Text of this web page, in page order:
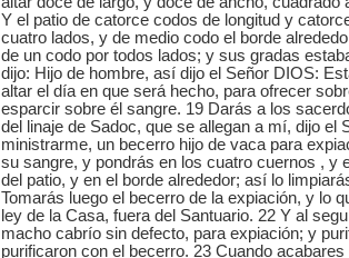
Y el patio de catorce codos de longitud y
cuatro lados, y de medio codo el borde
de un codo por todos lados; y sus gradas
dijo: Hijo de hombre, así dijo el Señor DIOS:
altar el día en que será hecho, para ofrecer
esparcir sobre él sangre. 19 Darás a los
del linaje de Sadoc, que se allegan a mí, dijo el
ministrarme, un becerro hijo de vaca para
su sangre, y pondrás en los cuatro cuernos , y
del patio, y en el borde alrededor; así lo
Tomarás luego el becerro de la expiación, y lo
ley de la Casa, fuera del Santuario. 22 Y al
macho cabrío sin defecto, para expiación; y
purificaron con el becerro. 23 Cuando